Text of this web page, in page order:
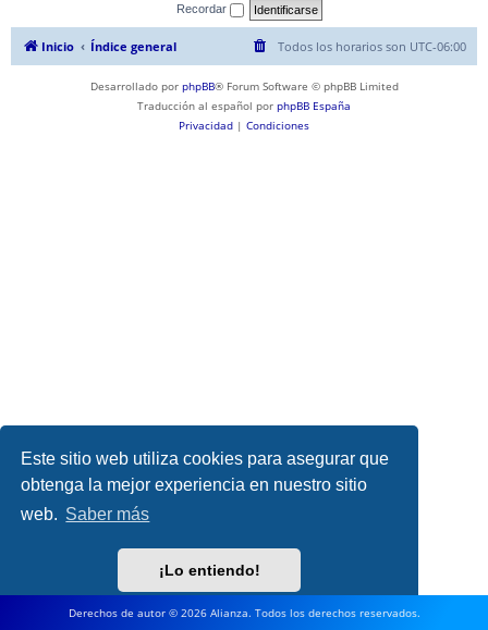
Este sitio web utiliza cookies para asegurar que
obtenga la mejor experiencia en nuestro sitio
web. Saber más
¡Lo entiendo!
Recordar
Inicio Índice general Todos los horarios son UTC-06:00
Desarrollado por phpBB® Forum Software © phpBB Limited
Traducción al español por phpBB España
Privacidad | Condiciones
Derechos de autor © 2026 Alianza. Todos los derechos reservados.